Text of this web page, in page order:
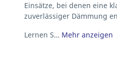
Einsätze, bei denen eine
zuverlässiger Dämmung
Lernen S… Mehr anzeigen